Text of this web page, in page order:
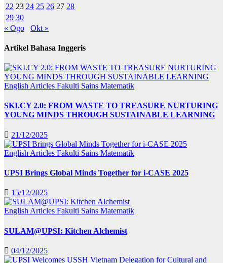
22 23 24 25 26 27 28
29 30
« Ogo
Okt »
Artikel Bahasa Inggeris
English Articles Fakulti Sains Matematik
SKI.CY 2.0: FROM WASTE TO TREASURE NURTURING
YOUNG MINDS THROUGH SUSTAINABLE LEARNING
21/12/2025
English Articles Fakulti Sains Matematik
UPSI Brings Global Minds Together for i-CASE 2025
15/12/2025
English Articles Fakulti Sains Matematik
SULAM@UPSI: Kitchen Alchemist
04/12/2025